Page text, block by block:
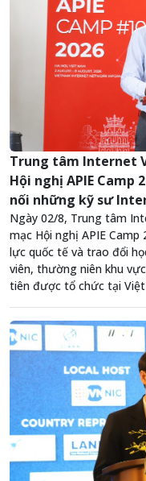
Trung tâm Internet
Hội nghị APIE Camp
nối những kỹ sư
Ngày 02/8, Trung tâm
mạc Hội nghị APIE
lực quốc tế và trao đổi
viên, thường niên khu
tiên được tổ chức tại